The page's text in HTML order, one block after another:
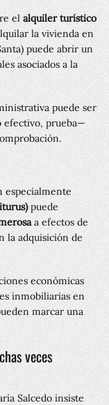
elalquiler turístico
la vivienda en
puede abrir un
asociados a la
puede ser
efectivo, prueba—
especialmente
puede
a efectos de
la adquisición de
económicas
inmobiliarias en
marcar una
veces
Salcedo insiste